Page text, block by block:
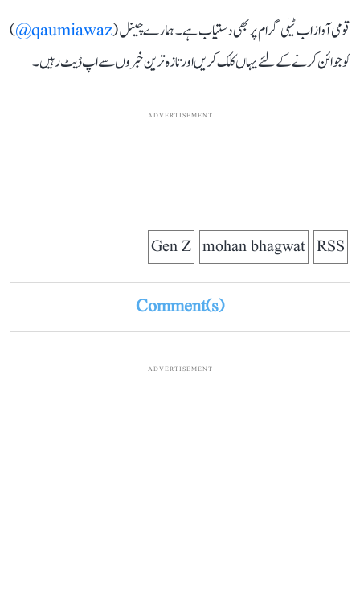
قومی آواز اب ٹیلی گرام پر بھی دستیاب ہے۔ ہمارے چینل (qaumiawaz@
)
کو جوائن کرنے کے لئے یہاں کلک کریں اور تازہ ترین خبروں سے اپ ڈیٹ رہیں۔
ADVERTISEMENT
RSS
mohan bhagwat
Gen Z
Comment(s)
ADVERTISEMENT